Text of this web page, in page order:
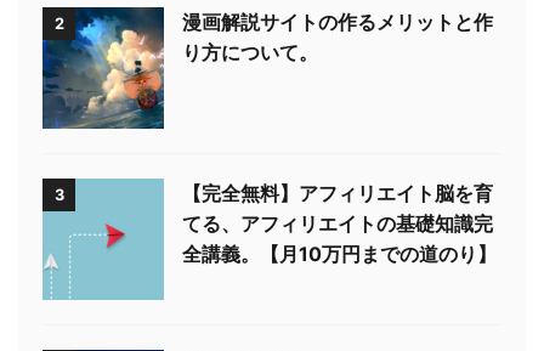
2
漫画解説サイトの作るメリットと作
り方について。
3
【完全無料】アフィリエイト脳を育
てる、アフィリエイトの基礎知識完
全講義。【月10万円までの道のり】